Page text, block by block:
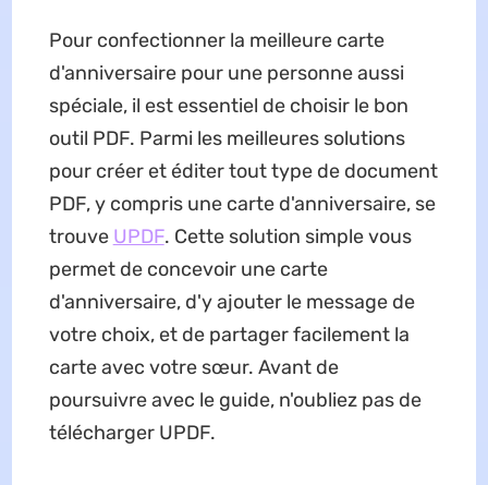
Pour confectionner la meilleure carte
d'anniversaire pour une personne aussi
spéciale, il est essentiel de choisir le bon
outil PDF. Parmi les meilleures solutions
pour créer et éditer tout type de document
PDF, y compris une carte d'anniversaire, se
trouve UPDF. Cette solution simple vous
permet de concevoir une carte
d'anniversaire, d'y ajouter le message de
votre choix, et de partager facilement la
carte avec votre sœur. Avant de
poursuivre avec le guide, n'oubliez pas de
télécharger UPDF.